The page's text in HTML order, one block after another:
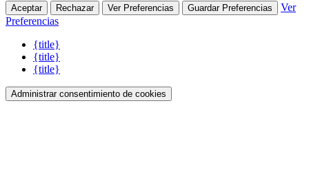
Aceptar Rechazar Ver Preferencias Guardar Preferencias
Ver
Preferencias
{title}
{title}
{title}
Administrar consentimiento de cookies